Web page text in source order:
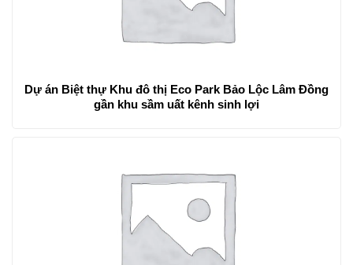
Dự án Biệt thự Khu đô thị Eco Park Bảo Lộc Lâm Đồng
gần khu sầm uất kênh sinh lợi